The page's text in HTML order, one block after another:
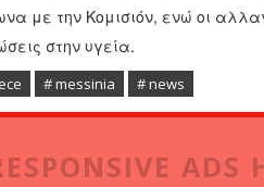
με την Κομισιόν, ενώ οι
στην υγεία.
# messinia # news
ADS